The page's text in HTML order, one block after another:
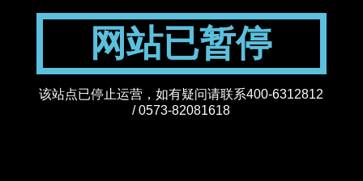
网站已暂停
该站点已停止运营，如有疑问请联系400-6312812
/ 0573-82081618